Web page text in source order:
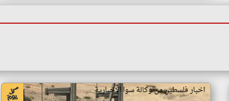
اخبار فلسطين من وكالة سوا الإخبارية